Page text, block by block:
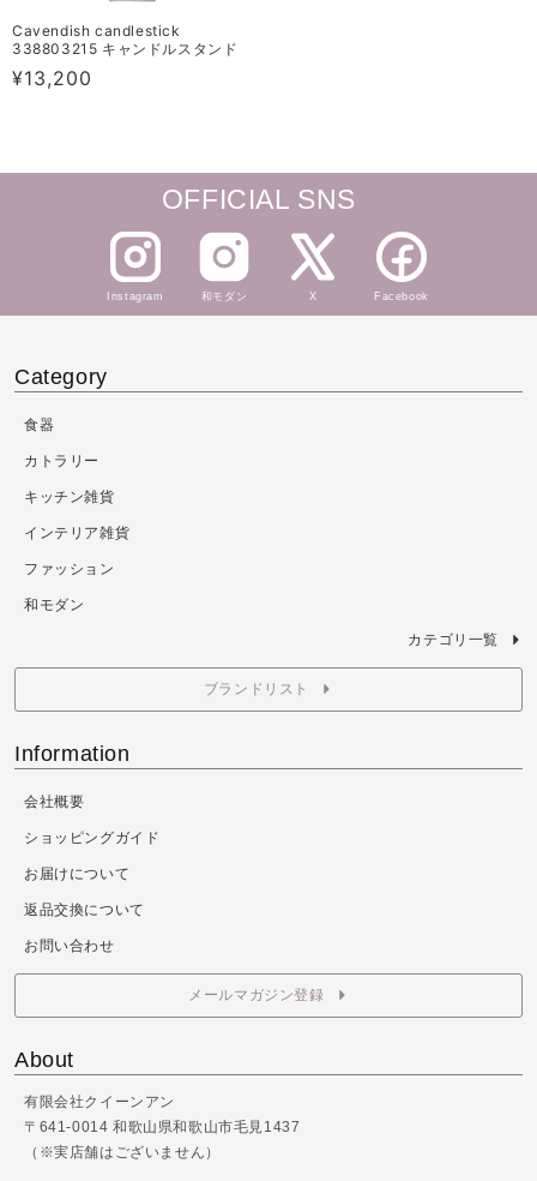
Cavendish candlestick
338803215 キャンドルスタンド
通
¥13,200
OFFICIAL SNS
Instagram 和モダン X Facebook
Category
食器
カトラリー
キッチン雑貨
インテリア雑貨
ファッション
和モダン
カテゴリ一覧
ブランドリスト
Information
会社概要
ショッピングガイド
お届けについて
返品交換について
お問い合わせ
メールマガジン登録
About
有限会社クイーンアン
〒641-0014 和歌山県和歌山市毛見1437
（※実店舗はございません）